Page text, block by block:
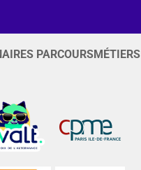
PARCOURSMÉTIERS